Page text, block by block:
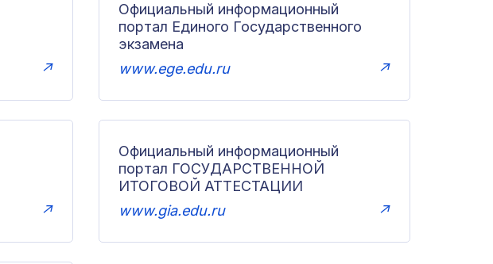
↗
Официальный информационный
портал Единого Государственного
экзамена
www.ege.edu.ru
↗
↗
Официальный информационный
портал ГОСУДАРСТВЕННОЙ
ИТОГОВОЙ АТТЕСТАЦИИ
www.gia.edu.ru
↗